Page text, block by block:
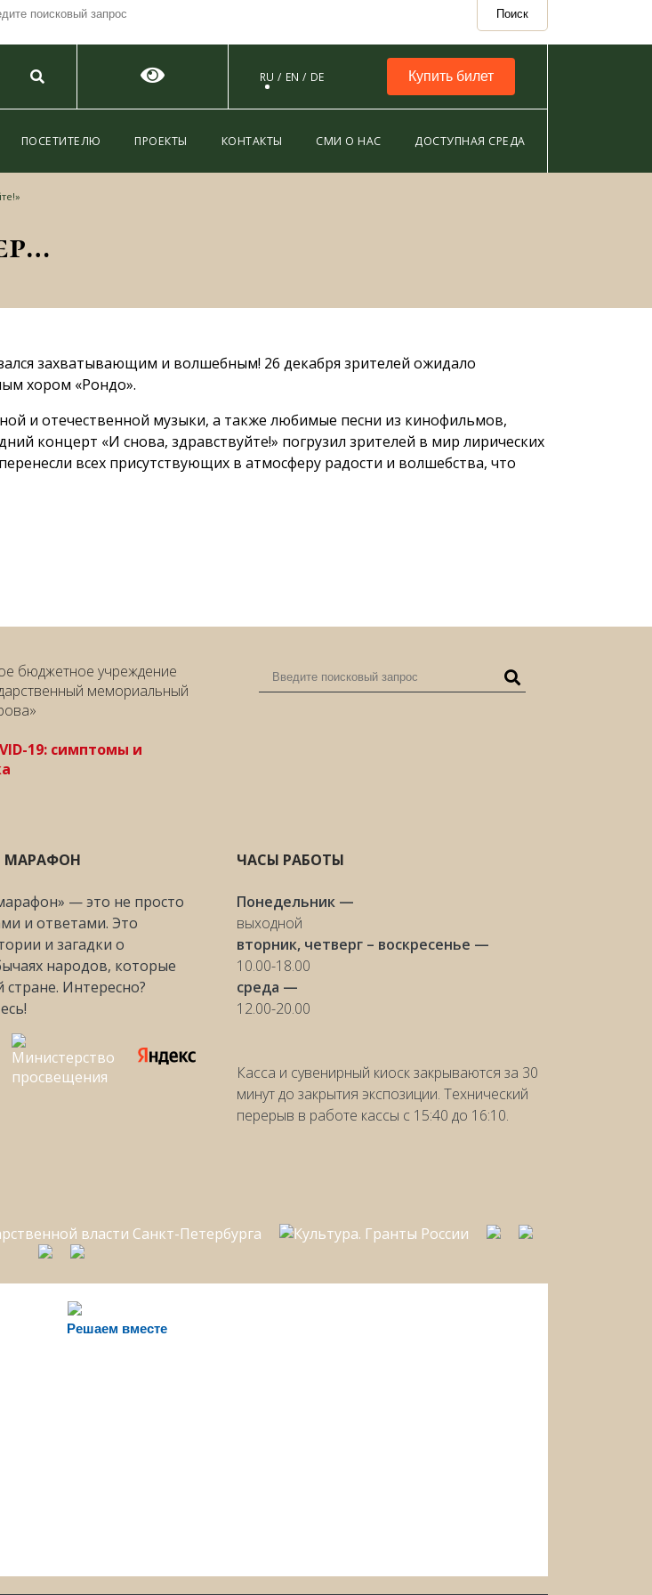
Поиск
RU EN DE Купить билет
ПОСЕТИТЕЛЮ ПРОЕКТЫ КОНТАКТЫ СМИ О НАС ДОСТУПНАЯ СРЕДА
Отчет о Новогоднем концерте «И снова, здравствуйте!»
захватывающим и волшебным! 26 декабря зрителей ожидало
хором «Рондо».
и отечественной музыки, а также любимые песни из кинофильмов,
концерт «И снова, здравствуйте!» погрузил зрителей в мир лирических
всех присутствующих в атмосферу радости и волшебства, что
бюджетное учреждение
мемориальный
19: симптомы и
МАРАФОН
— это не просто
и ответами. Это
и загадки о
народов, которые
Интересно?
ЧАСЫ РАБОТЫ
Понедельник —
выходной
вторник, четверг – воскресенье —
10.00-18.00
среда —
12.00-20.00
Касса и сувенирный киоск закрываются за 30
минут до закрытия экспозиции. Технический
перерыв в работе кассы с 15:40 до 16:10.
Решаем вместе